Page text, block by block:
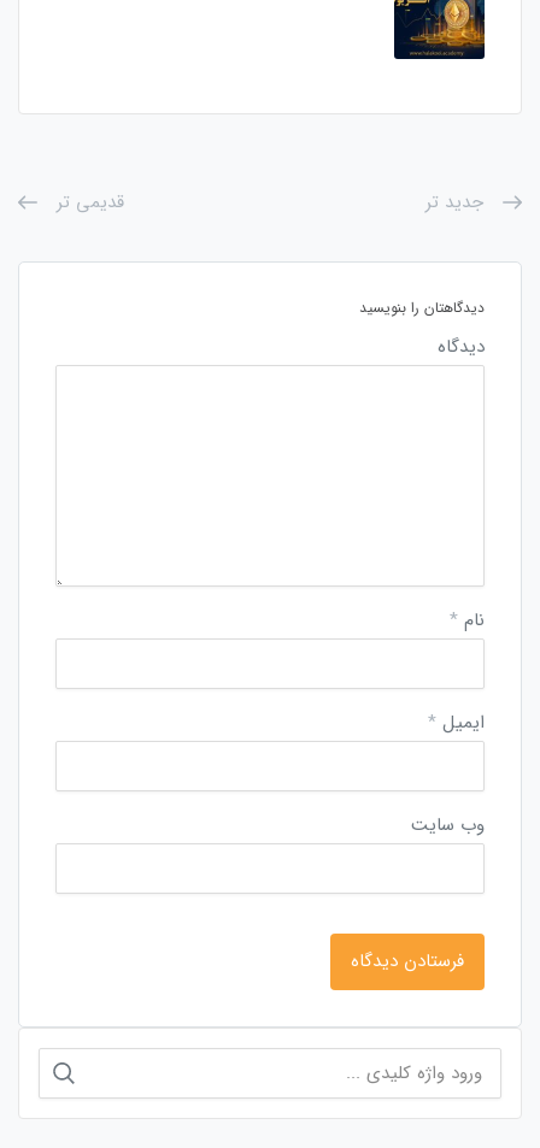
جدید تر قدیمی تر
دیدگاهتان را بنویسید
دیدگاه
نام *
ایمیل *
وب‌ سایت
برای: